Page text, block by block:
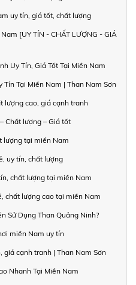
uy tín, giá tốt, chất lượng
[UY TÍN - CHẤT LƯỢNG - GIÁ
Uy Tín, Giá Tốt Tại Miền Nam
Tại Miền Nam | Than Nam Sơn
lượng cao, giá cạnh tranh
Chất lượng – Giá tốt
lượng tại miền Nam
uy tín, chất lượng
chất lượng tại miền Nam
chất lượng cao tại miền Nam
Sử Dụng Than Quảng Ninh?
miền Nam uy tín
giá cạnh tranh | Than Nam Sơn
Nhanh Tại Miền Nam